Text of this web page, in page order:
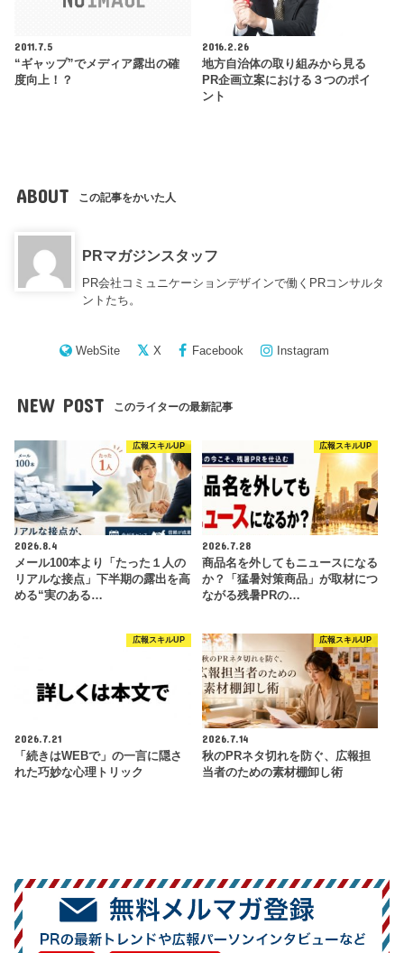
2011.7.5
“ギャップ”でメディア露出の確
度向上！？
2016.2.26
地方自治体の取り組みから見る
PR企画立案における３つのポイ
ント
ABOUT この記事をかいた人
PRマガジンスタッフ
PR会社コミュニケーションデザインで働くPRコンサルタ
ントたち。
WebSite X Facebook Instagram
NEW POST このライターの最新記事
広報スキルUP
2026.8.4
メール100本より「たった１人の
リアルな接点」下半期の露出を高
める“実のある…
広報スキルUP
2026.7.28
商品名を外してもニュースになる
か？「猛暑対策商品」が取材につ
ながる残暑PRの…
広報スキルUP
2026.7.21
「続きはWEBで」の一言に隠さ
れた巧妙な心理トリック
広報スキルUP
2026.7.14
秋のPRネタ切れを防ぐ、広報担
当者のための素材棚卸し術